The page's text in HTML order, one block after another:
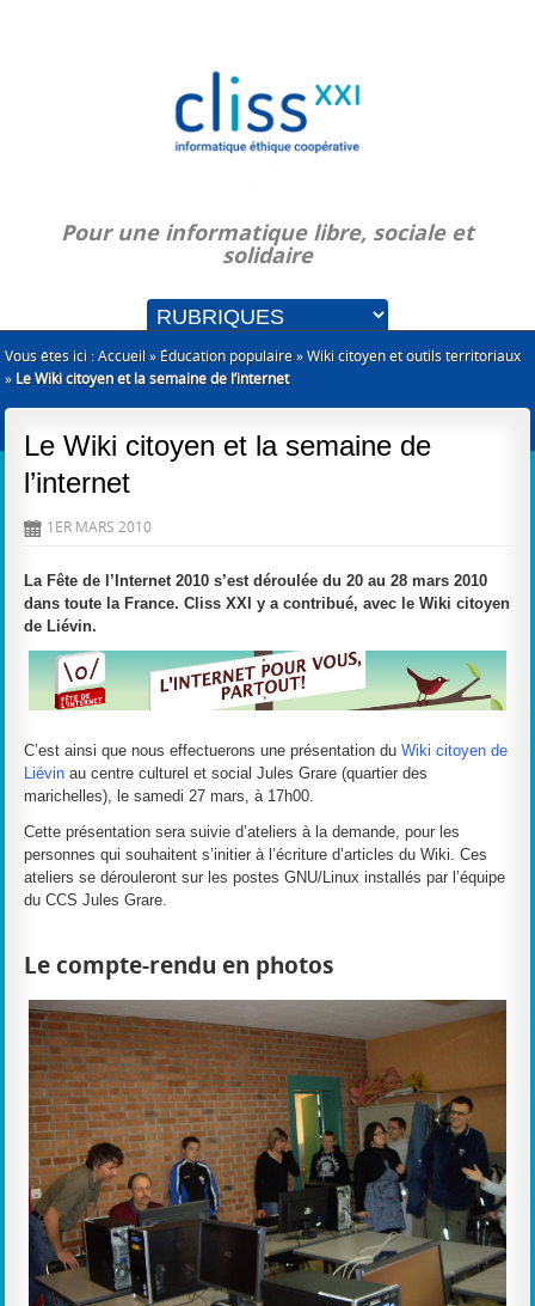
Pour une informatique libre, sociale et
solidaire
Vous êtes ici :Accueil » Éducation populaire »Wiki citoyen et outils territoriaux
» Le Wiki citoyen et la semaine de l’internet
Le Wiki citoyen et la semaine de
l’internet
D 1ER MARS 2010
La Fête de l’Internet 2010 s’est déroulée du 20 au 28 mars 2010
dans toute la France. Cliss XXI y a contribué, avec le Wiki citoyen
de Liévin.
C’est ainsi que nous effectuerons une présentation duWiki citoyen de
Liévin au centre culturel et social Jules Grare (quartier des
marichelles), le samedi 27 mars, à 17h00.
Cette présentation sera suivie d’ateliers à la demande, pour les
personnes qui souhaitent s’initier à l’écriture d’articles du Wiki. Ces
ateliers se dérouleront sur les postes GNU/Linux installés par l’équipe
du CCS Jules Grare.
Le compte-rendu en photos